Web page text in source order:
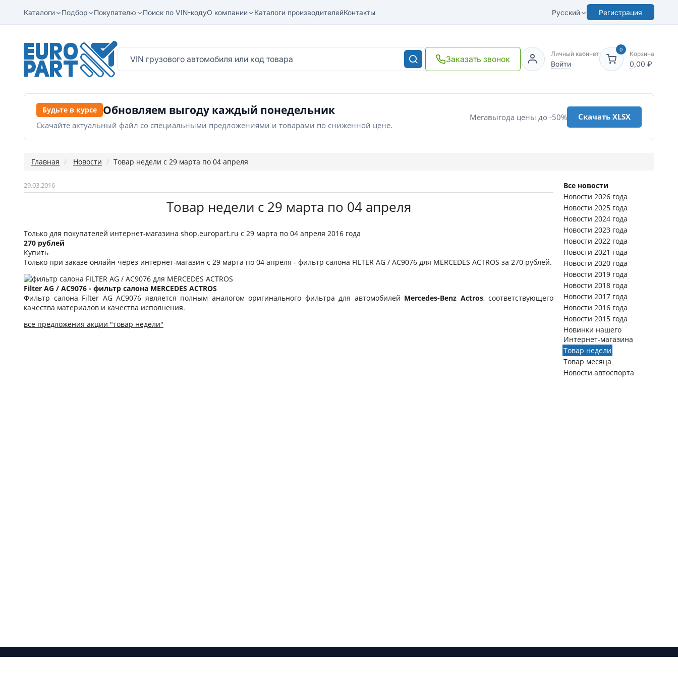
Каталоги Подбор Покупателю Поиск по VIN-кодуО компании Каталоги производителейКонтакты Русский Регистрация
Заказать звонок
Личный кабинет
Войти
0
Корзина
0,00 ₽
Будьте в курсе Обновляем выгоду каждый понедельник
Скачайте актуальный файл со специальными предложениями и товарами по сниженной цене.
Мегавыгода цены до -50% Скачать XLSX
Главная Новости Товар недели с 29 марта по 04 апреля
Все новости
Новости 2026 года
Новости 2025 года
Новости 2024 года
Новости 2023 года
Новости 2022 года
Новости 2021 года
Новости 2020 года
Новости 2019 года
Новости 2018 года
Новости 2017 года
Новости 2016 года
Новости 2015 года
Новинки нашего
Интернет-магазина
Товар недели
Товар месяца
Новости автоспорта
29.03.2016
Товар недели с 29 марта по 04 апреля
Только для покупателей интернет-магазина shop.europart.ru c 29 марта по 04 апреля 2016 года
270 рублей
Купить
Только при заказе онлайн через интернет-магазин с 29 марта по 04 апреля - фильтр салона FILTER AG / AC9076 для MERCEDES ACTROS за 270 рублей.
Filter AG / AC9076 - фильтр салона MERCEDES ACTROS
Фильтр салона Filter AG AC9076 является полным аналогом оригинального фильтра для автомобилей Mercedes-Benz Actros, соответствующего
качества материалов и качества исполнения.
все предложения акции "товар недели"